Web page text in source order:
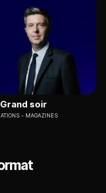
soir
MAGAZINES